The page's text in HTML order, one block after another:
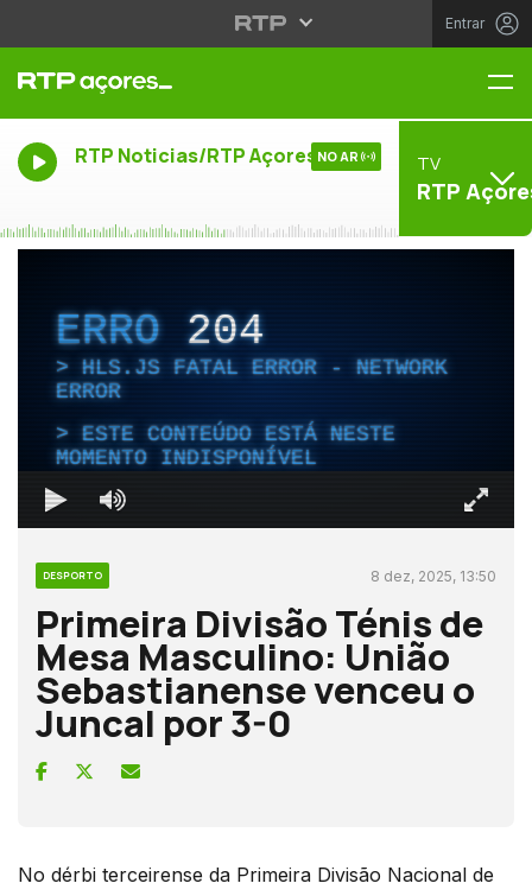
Entrar
RTP Noticias/RTP Açores NO AR TV
RTP
ERRO204
HLS.JS FATAL ERROR - NETWORK
ERROR
ESTE CONTEÚDO ESTÁ NESTE
MOMENTO INDISPONÍVEL
DESPORTO 8 dez, 2025, 13:50
Primeira Divisão Ténis de
Mesa Masculino: União
Sebastianense venceu o
Juncal por 3-0
No dérbi terceirense da Primeira Divisão Nacional de